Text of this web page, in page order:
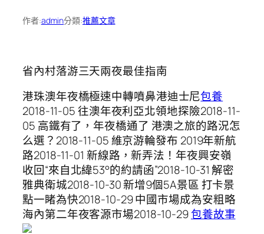
作者:admin分類:推薦文章
省內村落游三天兩夜最佳指南
港珠澳年夜橋極速中轉噴鼻港迪士尼包養
2018-11-05 往澳年夜利亞北領地探險2018-11-
05 高鐵有了，年夜橋通了 港澳之旅的路況怎
么選？2018-11-05 維京游輪發布 2019年新航
路2018-11-01 新線路，新弄法！年夜興安嶺
收回“來自北緯53°的約請函”2018-10-31 解密
雅典衛城2018-10-30 新增9個5A景區 打卡景
點一睹為快2018-10-29 中國市場成為安粗略
海內第二年夜客源市場2018-10-29包養故事